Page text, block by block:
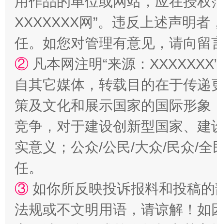
招工难、用工荒背后
XXXXXXX网”。违反上述声明
任。如您对管理有意见，请向
② 凡本网注明“来源：
自其它媒体，转载目的在于传
策及文化和展示国家的国际形
竞争，对于建设创新型国家、
实意义；公众/公民/大众/民众/
任。
③ 如你所反映投诉报料和投稿
法规或不文明用语，请谅解！